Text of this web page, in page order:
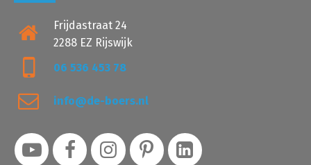
Frijdastraat 24
2288 EZ Rijswijk
06 536 453 78
info@de-boers.nl